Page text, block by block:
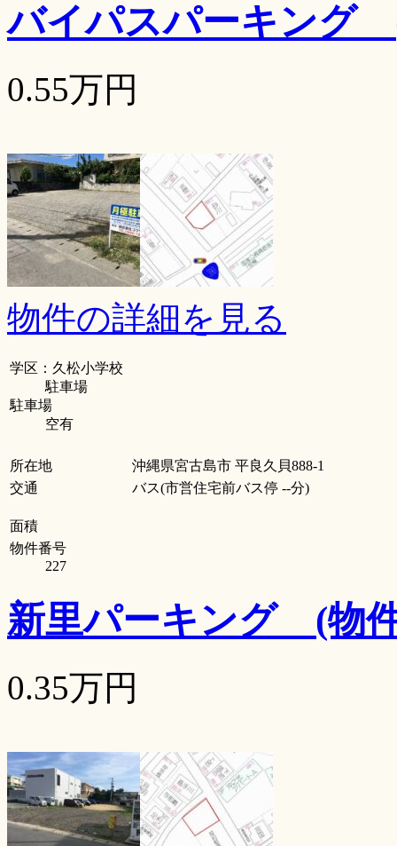
バイパスパーキング
0.55万円
物件の詳細を見る
学区：久松小学校
駐車場
駐車場
空有
所在地
沖縄県宮古島市 平良久貝888-1
交通
バス(市営住宅前バス停 --分)
面積
物件番号
227
新里パーキング (物
0.35万円